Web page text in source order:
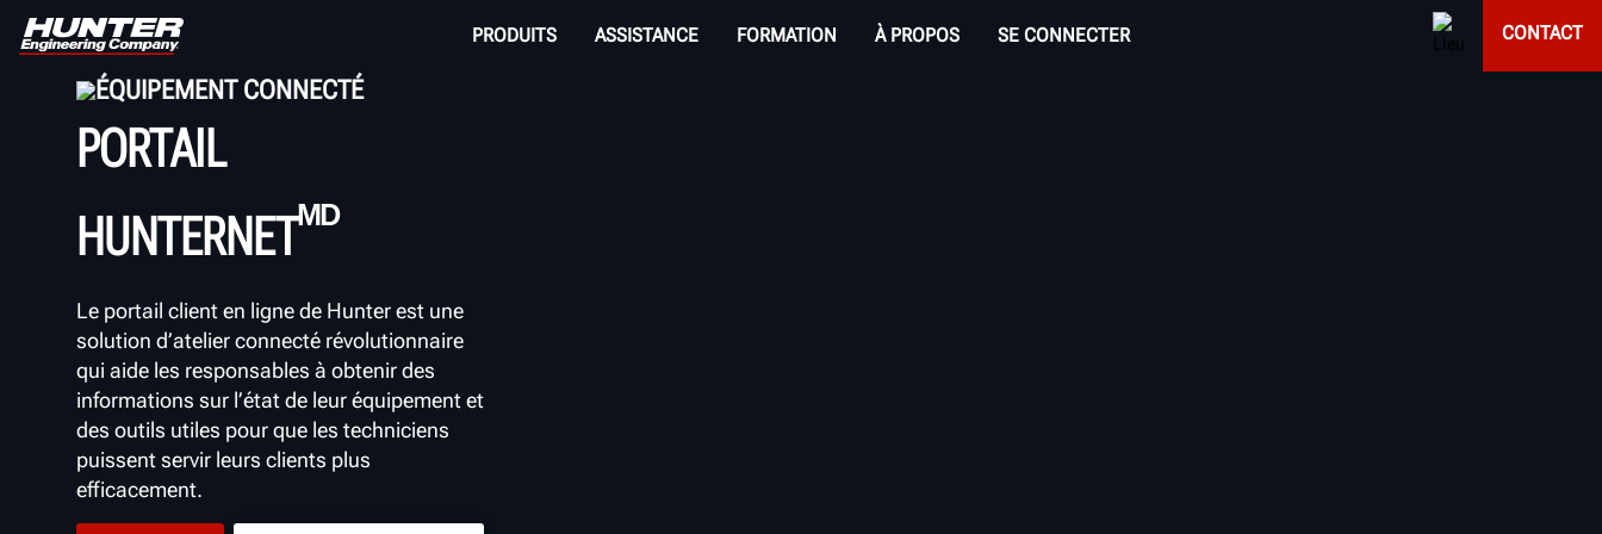
PRODUITS ASSISTANCE FORMATION À PROPOS SE CONNECTER CONTACT
ÉQUIPEMENT CONNECTÉ
PORTAIL
HUNTERNETᴹᴰ
Le portail client en ligne de Hunter est une
solution d’atelier connecté révolutionnaire
qui aide les responsables à obtenir des
informations sur l’état de leur équipement et
des outils utiles pour que les techniciens
puissent servir leurs clients plus
efficacement.